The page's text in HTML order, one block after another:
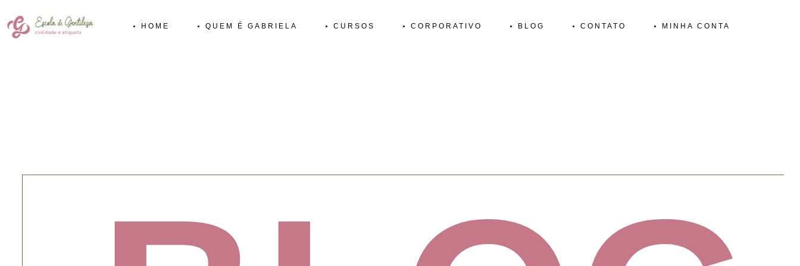
HOME QUEM É GABRIELA CURSOS CORPORATIVO BLOG CONTATO MINHA CONTA